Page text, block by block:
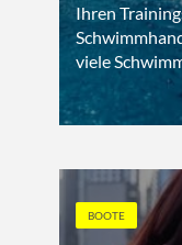
Ihren
viele
BOOTE